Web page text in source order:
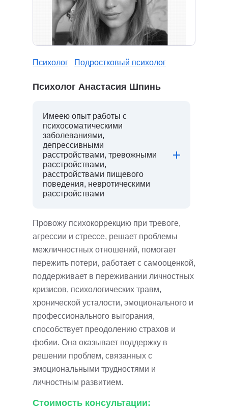
Психолог Подростковый психолог
Психолог Анастасия Шпинь
Имеею опыт работы с
психосоматическими
заболеваниями,
депрессивными
расстройствами, тревожными
расстройствами,
расстройствами пищевого
поведения, невротическими
расстройствами
Провожу психокоррекцию при тревоге,
агрессии и стрессе, решает проблемы
межличностных отношений, помогает
пережить потери, работает с самооценкой,
поддерживает в переживании личностных
кризисов, психологических травм,
хронической усталости, эмоционального и
профессионального выгорания,
способствует преодолению страхов и
фобии. Она оказывает поддержку в
решении проблем, связанных с
эмоциональными трудностями и
личностным развитием.
Стоимость консультации: